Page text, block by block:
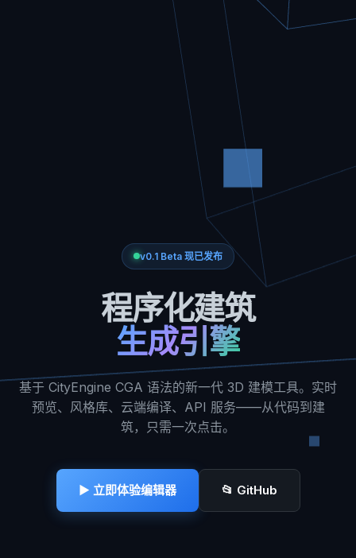
v0.1 Beta 现已发布
程序化建筑
生成引擎
基于 CityEngine CGA 语法的新一代 3D 建模工具。实时
预览、风格库、云端编译、API 服务——从代码到建
筑，只需一次点击。
▶ 立即体验编辑器 📂 GitHub